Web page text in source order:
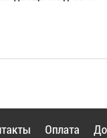
Оплата